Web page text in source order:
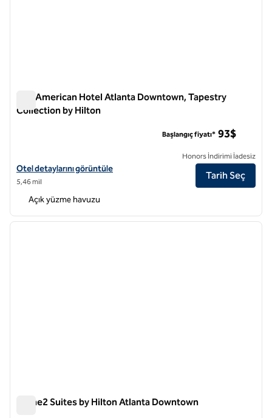
The American Hotel Atlanta Downtown, Tapestry
Collection by Hilton
The American Hotel Atlanta Downtown, Tapestry Collection by
Otel detaylarını görüntüle
5,46 mil
Başlangıç fiyatı* 93$
Honors İndirimi İadesiz
Tarih Seç
Açık yüzme havuzu
1 / 12
Home2 Suites by Hilton Atlanta Downtown